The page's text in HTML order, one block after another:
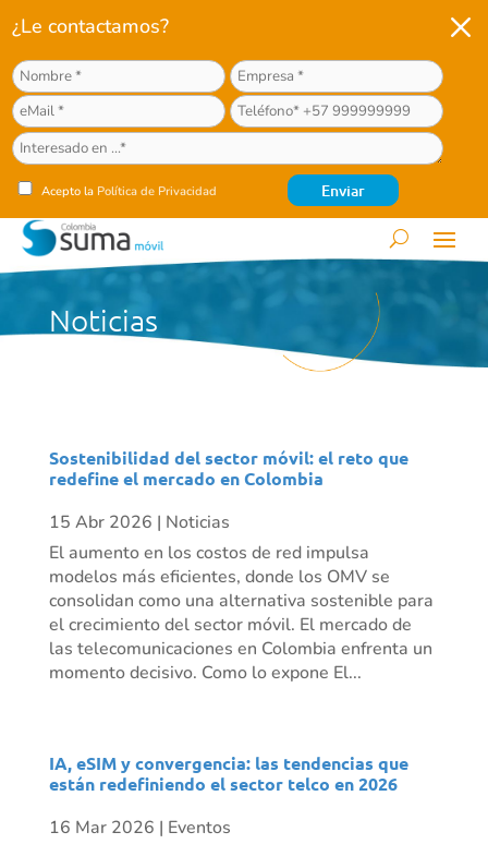
¿Le contactamos?
Acepto la Política de Privacidad
M
Noticias
Sostenibilidad del sector móvil: el reto que
redefine el mercado en Colombia
15 Abr 2026 | Noticias
El aumento en los costos de red impulsa
modelos más eficientes, donde los OMV se
consolidan como una alternativa sostenible para
el crecimiento del sector móvil. El mercado de
las telecomunicaciones en Colombia enfrenta un
momento decisivo. Como lo expone El...
IA, eSIM y convergencia: las tendencias que
están redefiniendo el sector telco en 2026
16 Mar 2026 | Eventos